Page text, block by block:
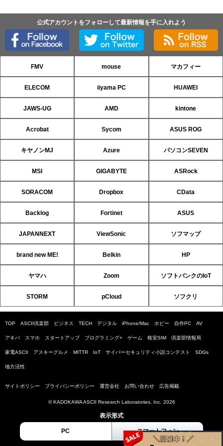
公式アカウントをフォローして最新情報を手に入れよう
FMV mouse マカフィー
ELECOM iiyama PC HUAWEI
JAWS-UG AMD kintone
Acrobat Sycom ASUS ROG
キヤノンMJ Azure パソコンSEVEN
MSI GIGABYTE ASRock
SORACOM Dropbox CData
Backlog Fortinet ASUS
JAPANNEXT ViewSonic ソフマップ
brand new ME! Belkin HP
ヤマハ Zoom ソフトバンクのIoT
STORM pCloud ソフクリ
TOP ASCII倶楽部 ビジネス TECH デジタル iPhone/Mac ホビー 自作PC AV
アキバ スマホ スタートアップ プログラミング+ ゲーム 格安SIM 倶楽部情報局
家電ASCII アスキーグルメ MITTR IoT サイバーセキュリティ小説コンテスト SDGs
地方活性
サイトポリシー プライバシーポリシー 運営会社 お問い合わせ 広告掲載
© KADOKAWA ASCII Research Laboratories, Inc. 2026
表示形式
PC スマートフォン